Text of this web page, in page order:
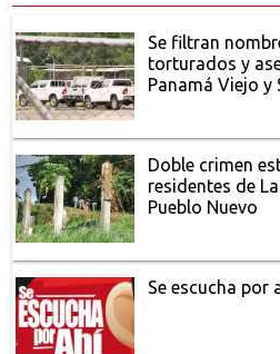
Se filtran
torturados y
Panamá Viejo y
Doble crimen
residentes de
Pueblo Nuevo
Se escucha por